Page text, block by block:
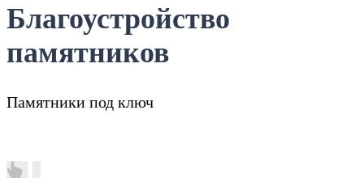
Благоустройство
памятников
Памятники под ключ